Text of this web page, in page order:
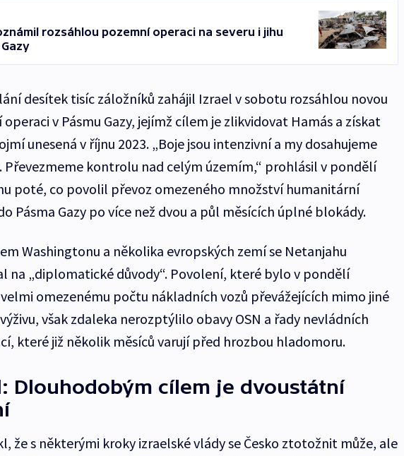
rozsáhlou pozemní operaci na severu i jihu
desítek tisíc záložníků zahájil Izrael v sobotu rozsáhlou novou
v Pásmu Gazy, jejímž cílem je zlikvidovat Hamás a získat
unesená v říjnu 2023. „Boje jsou intenzivní a my dosahujeme
Převezmeme kontrolu nad celým územím,“ prohlásil v pondělí
poté, co povolil převoz omezeného množství humanitární
Pásma Gazy po více než dvou a půl měsících úplné blokády.
Washingtonu a několika evropských zemí se Netanjahu
na „diplomatické důvody“. Povolení, které bylo v pondělí
omezenému počtu nákladních vozů převážejících mimo jiné
však zdaleka nerozptýlilo obavy OSN a řady nevládních
které již několik měsíců varují před hrozbou hladomoru.
Dlouhodobým cílem je dvoustátní
že s některými kroky izraelské vlády se Česko ztotožnit může, ale